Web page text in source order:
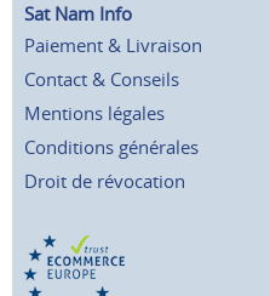
Sat Nam Info
Paiement & Livraison
Contact & Conseils
Mentions légales
Conditions générales
Droit de révocation